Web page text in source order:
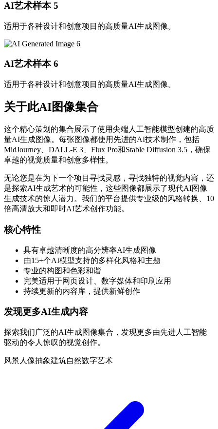
AI艺术样本 5
适用于各种设计和创意项目的高质量AI生成图像。
AI艺术样本 6
适用于各种设计和创意项目的高质量AI生成图像。
关于此AI图像集合
这个精心策划的集合展示了使用尖端人工智能模型创建的高质
量AI生成图像。每张图像都使用先进的AI技术制作，包括
MidJourney、DALL-E 3、Flux Pro和Stable Diffusion 3.5，确保
卓越的视觉质量和创意多样性。
无论您是在为下一个项目寻找灵感，寻找独特的视觉内容，还
是探索AI生成艺术的可能性，这些图像都展示了现代AI图像
生成技术的惊人潜力。我们的平台提供专业级的风格转换、10
倍高清放大和即时AI艺术创作功能。
核心特性
具有卓越清晰度的高分辨率AI生成图像
由15+个AI模型支持的多样化风格和主题
专业的构图和色彩和谐
完美适用于网页设计、数字媒体和印刷应用
持续更新的内容库，提供新鲜创作
发现更多AI生成内容
探索我们广泛的AI生成图像集合，发现更多由先进人工智能
驱动的令人惊叹的视觉创作。
风景人像抽象建筑自然数字艺术